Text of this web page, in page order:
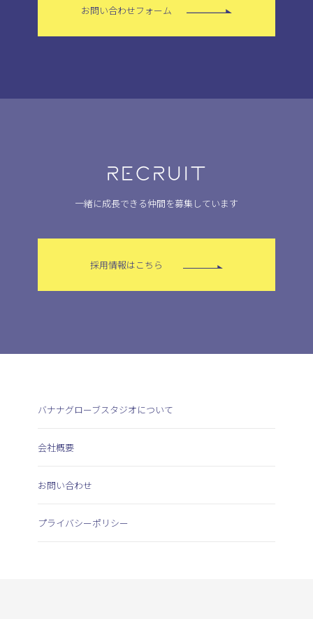
お問い合わせフォーム
RECRUIT
一緒に成長できる仲間を募集しています
採用情報はこちら
バナナグローブスタジオについて
会社概要
お問い合わせ
プライバシーポリシー